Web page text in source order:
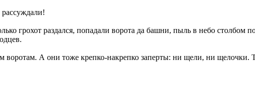
грохот раздался, попадали ворота да башни, пыль в небо
А они тоже крепко-накрепко заперты: ни щели, ни щелочки.